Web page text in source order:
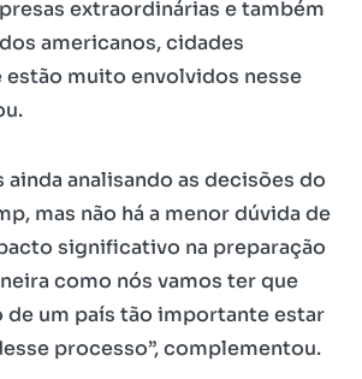
extraordinárias e também
americanos, cidades
estão muito envolvidos nesse
ainda analisando as decisões do
mas não há a menor dúvida de
significativo na preparação
como nós vamos ter que
um país tão importante estar
processo”, complementou.